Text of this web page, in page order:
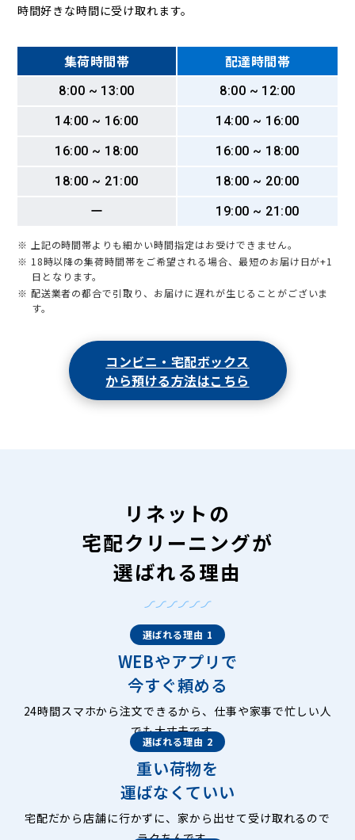
時間好きな時間に受け取れます。
集荷時間帯 配達時間帯
8:00 ~ 13:00
8:00 ~ 12:00
14:00 ~ 16:00
14:00 ~ 16:00
16:00 ~ 18:00
16:00 ~ 18:00
18:00 ~ 21:00
18:00 ~ 20:00
ー
19:00 ~ 21:00
※ 上記の時間帯よりも細かい時間指定はお受けできません。
※ 18時以降の集荷時間帯をご希望される場合、最短のお届け日が+1
日となります。
※ 配送業者の都合で引取り、お届けに遅れが生じることがございま
す。
コンビニ・宅配ボックス
から預ける方法はこちら
リネットの
宅配クリーニングが
選ばれる理由
選ばれる理由 1
WEBやアプリで
今すぐ頼める
24時間スマホから注文できるから、仕事や家事で忙しい人
でも大丈夫です。
選ばれる理由 2
重い荷物を
運ばなくていい
宅配だから店舗に行かずに、家から出せて受け取れるので